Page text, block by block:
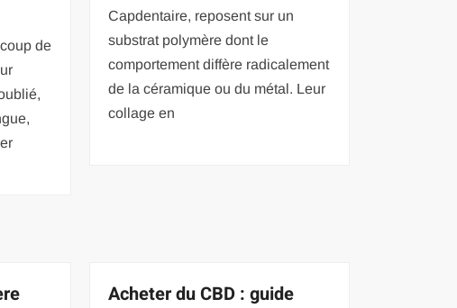
de
Capdentaire, reposent sur un
substrat polymère dont le
comportement diffère radicalement
de la céramique ou du métal. Leur
collage en
Acheter du CBD : guide